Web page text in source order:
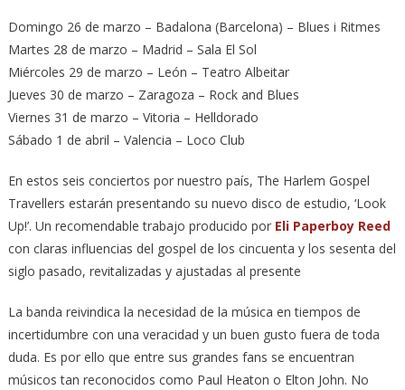
Domingo 26 de marzo – Badalona (Barcelona) – Blues i Ritmes
Martes 28 de marzo – Madrid – Sala El Sol
Miércoles 29 de marzo – León – Teatro Albeitar
Jueves 30 de marzo – Zaragoza – Rock and Blues
Viernes 31 de marzo – Vitoria – Helldorado
Sábado 1 de abril – Valencia – Loco Club
En estos seis conciertos por nuestro país, The Harlem Gospel
Travellers estarán presentando su nuevo disco de estudio, ‘Look
Up!’. Un recomendable trabajo producido por Eli Paperboy Reed
con claras influencias del gospel de los cincuenta y los sesenta del
siglo pasado, revitalizadas y ajustadas al presente
La banda reivindica la necesidad de la música en tiempos de
incertidumbre con una veracidad y un buen gusto fuera de toda
duda. Es por ello que entre sus grandes fans se encuentran
músicos tan reconocidos como Paul Heaton o Elton John. No